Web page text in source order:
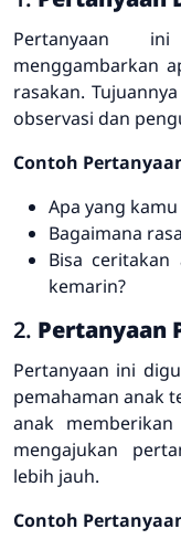
Pertanyaan
menggambarkan
rasakan.
observasi dan
Contoh
Apa yang
Bagaimana
Bisa
kemarin?
2. Pertanyaan
Pertanyaan ini
pemahaman anak
anak
mengajukan
lebih jauh.
Contoh